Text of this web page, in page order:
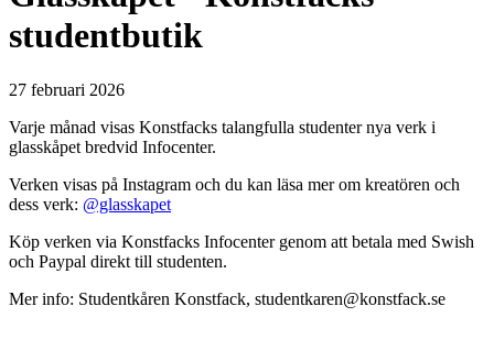
studentbutik
27 februari 2026
Varje månad visas Konstfacks talangfulla studenter nya verk i
glasskåpet bredvid Infocenter.
Verken visas på Instagram och du kan läsa mer om kreatören och
dess verk: @glasskapet
Köp verken via Konstfacks Infocenter genom att betala med Swish
och Paypal direkt till studenten.
Mer info: Studentkåren Konstfack, studentkaren@konstfack.se